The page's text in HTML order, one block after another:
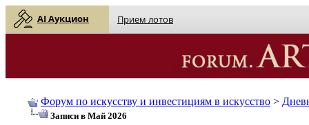
AI Аукцион Прием лотов
Форум по искусству и инвестициям в искусство >
Записи в Май 2026